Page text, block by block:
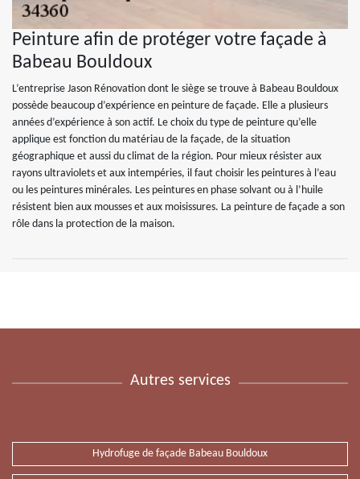
Peinture afin de protéger votre façade à
Babeau Bouldoux
L’entreprise Jason Rénovation dont le siège se trouve à Babeau Bouldoux
possède beaucoup d’expérience en peinture de façade. Elle a plusieurs
années d’expérience à son actif. Le choix du type de peinture qu’elle
applique est fonction du matériau de la façade, de la situation
géographique et aussi du climat de la région. Pour mieux résister aux
rayons ultraviolets et aux intempéries, il faut choisir les peintures à l’eau
ou les peintures minérales. Les peintures en phase solvant ou à l’huile
résistent bien aux mousses et aux moisissures. La peinture de façade a son
rôle dans la protection de la maison.
Autres services
Hydrofuge de façade Babeau Bouldoux